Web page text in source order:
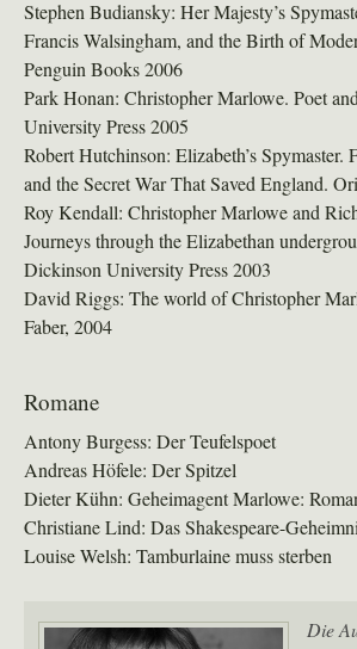
Stephen Budiansky: Her Majesty’s
Francis Walsingham, and the Birth of
Penguin Books 2006
Park Honan: Christopher Marlowe. Poet
University Press 2005
Robert Hutchinson: Elizabeth’s Spymaster.
and the Secret War That Saved England.
Roy Kendall: Christopher Marlowe and
Journeys through the Elizabethan
Dickinson University Press 2003
David Riggs: The world of Christopher
Faber, 2004
Romane
Antony Burgess: Der Teufelspoet
Andreas Höfele: Der Spitzel
Dieter Kühn: Geheimagent Marlowe:
Christiane Lind: Das Shakespeare-
Louise Welsh: Tamburlaine muss sterben
Die